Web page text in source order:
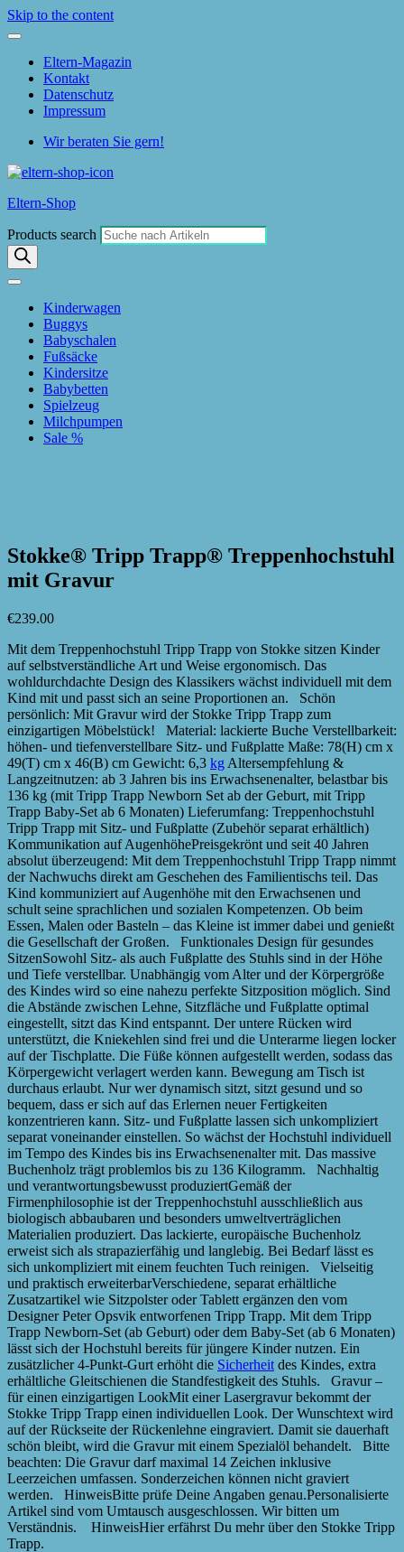
Skip to the content
Eltern-Magazin
Kontakt
Datenschutz
Impressum
Wir beraten Sie gern!
Eltern-Shop
Products search
Kinderwagen
Buggys
Babyschalen
Fußsäcke
Kindersitze
Babybetten
Spielzeug
Milchpumpen
Sale %
Stokke® Tripp Trapp® Treppenhochstuhl
mit Gravur
€239.00
Mit dem Treppenhochstuhl Tripp Trapp von Stokke sitzen Kinder
auf selbstverständliche Art und Weise ergonomisch. Das
wohldurchdachte Design des Klassikers wächst individuell mit dem
Kind mit und passt sich an seine Proportionen an. Schön
persönlich: Mit Gravur wird der Stokke Tripp Trapp zum
einzigartigen Möbelstück! Material: lackierte Buche Verstellbarkeit:
höhen- und tiefenverstellbare Sitz- und Fußplatte Maße: 78(H) cm x
49(T) cm x 46(B) cm Gewicht: 6,3 kg Altersempfehlung &
Langzeitnutzen: ab 3 Jahren bis ins Erwachsenenalter, belastbar bis
136 kg (mit Tripp Trapp Newborn Set ab der Geburt, mit Tripp
Trapp Baby-Set ab 6 Monaten) Lieferumfang: Treppenhochstuhl
Tripp Trapp mit Sitz- und Fußplatte (Zubehör separat erhältlich)
Kommunikation auf AugenhöhePreisgekrönt und seit 40 Jahren
absolut überzeugend: Mit dem Treppenhochstuhl Tripp Trapp nimmt
der Nachwuchs direkt am Geschehen des Familientischs teil. Das
Kind kommuniziert auf Augenhöhe mit den Erwachsenen und
schult seine sprachlichen und sozialen Kompetenzen. Ob beim
Essen, Malen oder Basteln – das Kleine ist immer dabei und genießt
die Gesellschaft der Großen. Funktionales Design für gesundes
SitzenSowohl Sitz- als auch Fußplatte des Stuhls sind in der Höhe
und Tiefe verstellbar. Unabhängig vom Alter und der Körpergröße
des Kindes wird so eine nahezu perfekte Sitzposition möglich. Sind
die Abstände zwischen Lehne, Sitzfläche und Fußplatte optimal
eingestellt, sitzt das Kind entspannt. Der untere Rücken wird
unterstützt, die Kniekehlen sind frei und die Unterarme liegen locker
auf der Tischplatte. Die Füße können aufgestellt werden, sodass das
Körpergewicht verlagert werden kann. Bewegung am Tisch ist
durchaus erlaubt. Nur wer dynamisch sitzt, sitzt gesund und so
bequem, dass er sich auf das Erlernen neuer Fertigkeiten
konzentrieren kann. Sitz- und Fußplatte lassen sich unkompliziert
separat voneinander einstellen. So wächst der Hochstuhl individuell
im Tempo des Kindes bis ins Erwachsenenalter mit. Das massive
Buchenholz trägt problemlos bis zu 136 Kilogramm. Nachhaltig
und verantwortungsbewusst produziertGemäß der
Firmenphilosophie ist der Treppenhochstuhl ausschließlich aus
biologisch abbaubaren und besonders umweltverträglichen
Materialien produziert. Das lackierte, europäische Buchenholz
erweist sich als strapazierfähig und langlebig. Bei Bedarf lässt es
sich unkompliziert mit einem feuchten Tuch reinigen. Vielseitig
und praktisch erweiterbarVerschiedene, separat erhältliche
Zusatzartikel wie Sitzpolster oder Tablett ergänzen den vom
Designer Peter Opsvik entworfenen Tripp Trapp. Mit dem Tripp
Trapp Newborn-Set (ab Geburt) oder dem Baby-Set (ab 6 Monaten)
lässt sich der Hochstuhl bereits für jüngere Kinder nutzen. Ein
zusätzlicher 4-Punkt-Gurt erhöht die Sicherheit des Kindes, extra
erhältliche Gleitschienen die Standfestigkeit des Stuhls. Gravur –
für einen einzigartigen LookMit einer Lasergravur bekommt der
Stokke Tripp Trapp einen individuellen Look. Der Wunschtext wird
auf der Rückseite der Rückenlehne eingraviert. Damit sie dauerhaft
schön bleibt, wird die Gravur mit einem Spezialöl behandelt. Bitte
beachten: Die Gravur darf maximal 14 Zeichen inklusive
Leerzeichen umfassen. Sonderzeichen können nicht graviert
werden. HinweisBitte prüfe Deine Angaben genau.Personalisierte
Artikel sind vom Umtausch ausgeschlossen. Wir bitten um
Verständnis. HinweisHier erfährst Du mehr über den Stokke Tripp
Trapp.